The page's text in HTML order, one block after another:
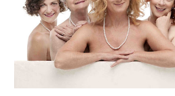
giovani artisti della Baltic Sea Youth
volta. L’orchestra, fondata nel 2008 da
da un prestigioso consiglio di consulent...